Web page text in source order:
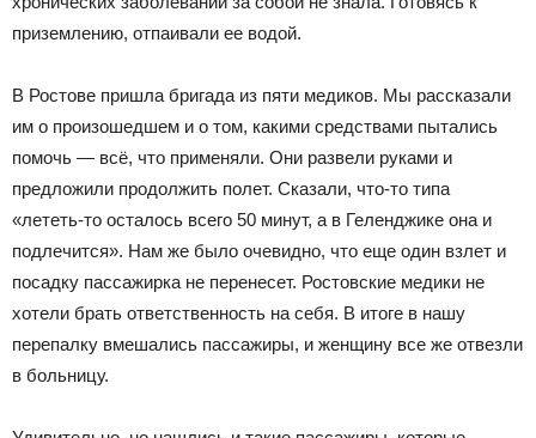
приземлению, отпаивали ее водой.
В Ростове пришла бригада из пяти медиков. Мы рассказали
им о произошедшем и о том, какими средствами пытались
помочь — всё, что применяли. Они развели руками и
предложили продолжить полет. Сказали, что-то типа
«лететь-то осталось всего 50 минут, а в Геленджике она и
подлечится». Нам же было очевидно, что еще один взлет и
посадку пассажирка не перенесет. Ростовские медики не
хотели брать ответственность на себя. В итоге в нашу
перепалку вмешались пассажиры, и женщину все же отвезли
в больницу.